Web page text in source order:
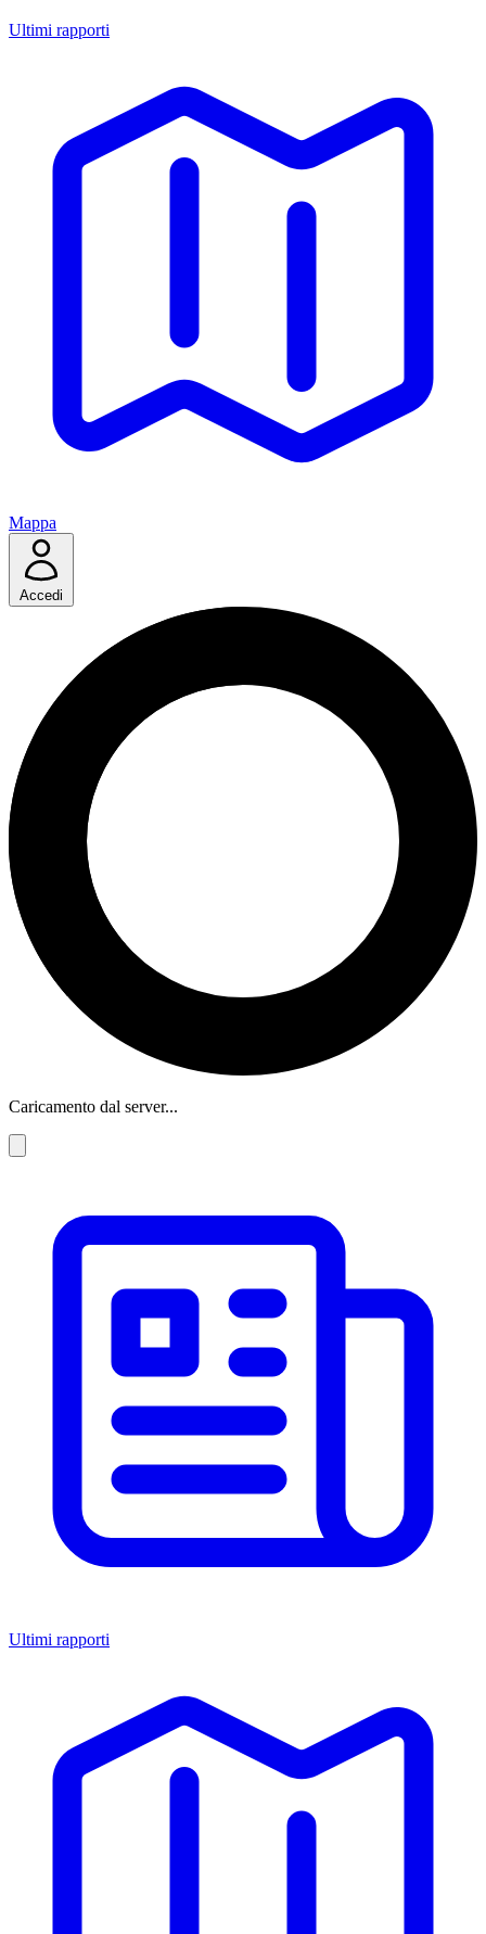
Ultimi rapporti
Mappa
Accedi
Caricamento dal server...
Ultimi rapporti